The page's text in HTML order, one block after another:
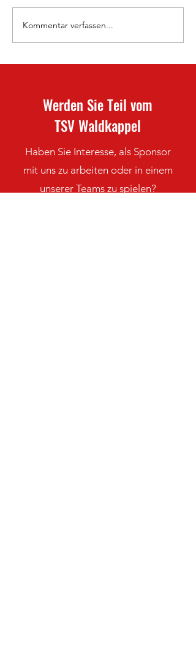
Kommentar verfassen...
Werden Sie Teil vom
TSV Waldkappel
Haben Sie Interesse, als Sponsor
mit uns zu arbeiten oder in einem
unserer Teams zu spielen?